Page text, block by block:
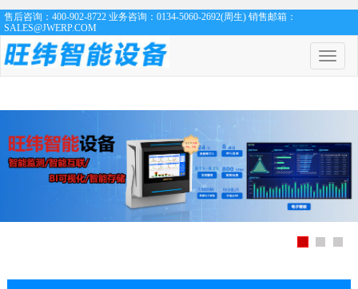
售后咨询：400-902-8722 业务咨询：0134-5060-2692(周生) 销售邮箱：
SALES@JWERP.COM
菜
单
关